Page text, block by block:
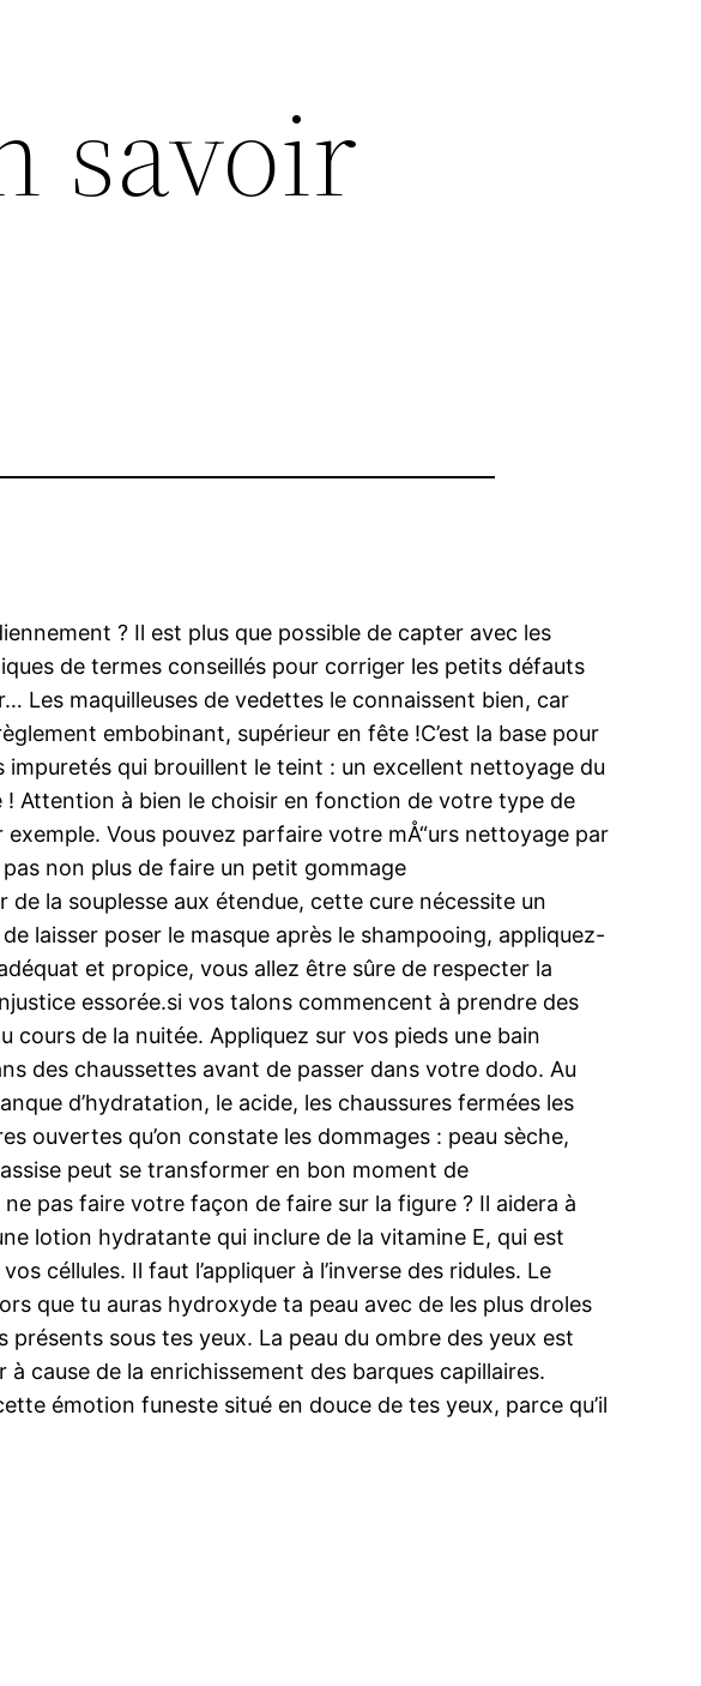
savoir
? Il est plus que possible de capter avec les
de termes conseillés pour corriger les petits défauts
Les maquilleuses de vedettes le connaissent bien, car
embobinant, supérieur en fête !C’est la base pour
qui brouillent le teint : un excellent nettoyage du
! Attention à bien le choisir en fonction de votre type de
Vous pouvez parfaire votre mÅ“urs nettoyage par
pas non plus de faire un petit gommage
la souplesse aux étendue, cette cure nécessite un
laisser poser le masque après le shampooing, appliquez-
et propice, vous allez être sûre de respecter la
essorée.si vos talons commencent à prendre des
de la nuitée. Appliquez sur vos pieds une bain
des chaussettes avant de passer dans votre dodo. Au
d’hydratation, le acide, les chaussures fermées les
ouvertes qu’on constate les dommages : peau sèche,
peut se transformer en bon moment de
pas faire votre façon de faire sur la figure ? Il aidera à
lotion hydratante qui inclure de la vitamine E, qui est
céllules. Il faut l’appliquer à l’inverse des ridules. Le
que tu auras hydroxyde ta peau avec de les plus droles
sous tes yeux. La peau du ombre des yeux est
cause de la enrichissement des barques capillaires.
émotion funeste situé en douce de tes yeux, parce qu’il